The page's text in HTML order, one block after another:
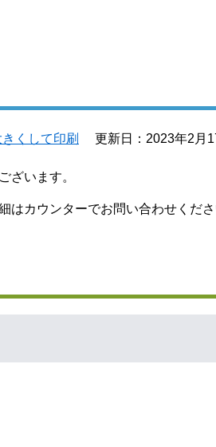
くして印刷 更新日：2023年2月
ざいます。
カウンターでお問い合わせくださ